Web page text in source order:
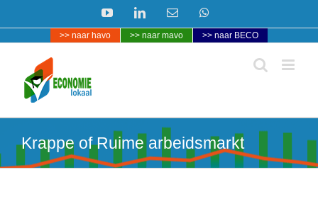
YouTubeLinkedInE-
>> naar havo >> naar mavo >> naar BECO
Krappe of Ruime arbeidsmarkt